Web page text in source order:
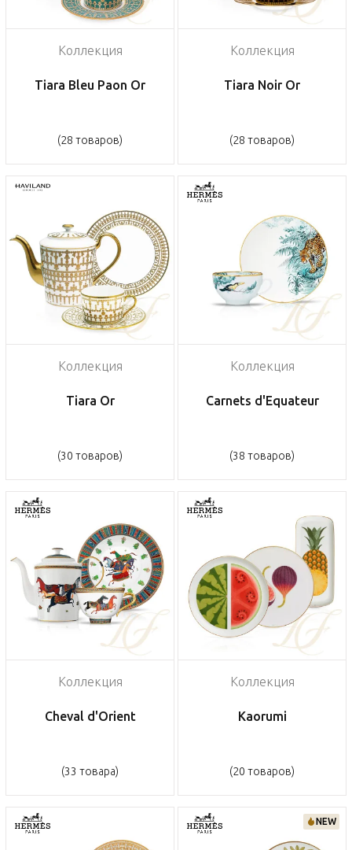
Коллекция
Tiara Bleu Paon Or
(28 товаров)
Коллекция
Tiara Noir Or
(28 товаров)
Коллекция
Tiara Or
(30 товаров)
Коллекция
Carnets d'Equateur
(38 товаров)
Коллекция
Cheval d'Orient
(33 товара)
Коллекция
Kaorumi
(20 товаров)
NEW